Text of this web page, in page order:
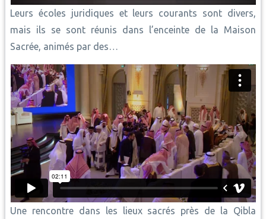
Leurs écoles juridiques et leurs courants sont divers,
mais ils se sont réunis dans l’enceinte de la Maison
Sacrée, animés par des…
Une rencontre dans les lieux sacrés près de la Qibla